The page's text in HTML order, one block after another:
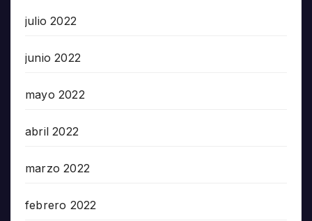
julio 2022
junio 2022
mayo 2022
abril 2022
marzo 2022
febrero 2022